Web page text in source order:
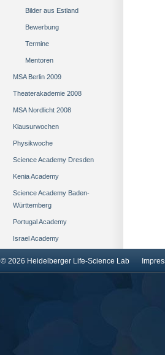
Bilder aus Estland
Bewerbung
Termine
Mentoren
MSA Berlin 2009
Theaterakademie 2008
MSA Nordlicht 2008
Klausurwochen
Physikwoche
Science Academy Dresden
Kenia Academy
Science Academy Baden-
Württemberg
Portugal Academy
Israel Academy
© 2026 Heidelberger Life-Science Lab